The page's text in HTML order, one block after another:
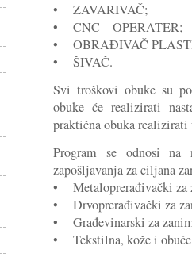
• ZAVARIVAČ;
• CNC – OPERATER;
• OBRAĐIVAČ
• ŠIVAČ.
Svi troškovi obuke su
obuke će realizirati
praktična obuka
Program se odnosi na
zapošljavanja za ciljana
• Metaloprerađivački za
• Drvoprerađivački za
• Građevinarski za
• Tekstilna, kože i obuće